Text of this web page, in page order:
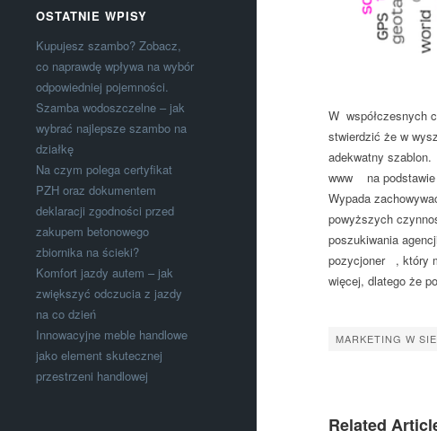
OSTATNIE WPISY
Kupujesz szambo? Zobacz,
co naprawdę wpływa na wybór
odpowiedniej pojemności.
Szamba wodoszczelne – jak
wybrać najlepsze szambo na
działkę
Na czym polega certyfikat
PZH oraz dokumentem
deklaracji zgodności przed
zakupem betonowego
zbiornika na ścieki?
Komfort jazdy autem – jak
zwiększyć odczucia z jazdy
na co dzień
Innowacyjne meble handlowe
jako element skutecznej
przestrzeni handlowej
W współczesnych
stwierdzić że w
adekwatny
www na podstawie
Wypada
powyższych
poszukiwania
pozycjoner , który
więcej, dlatego że
MARKETING W
Related